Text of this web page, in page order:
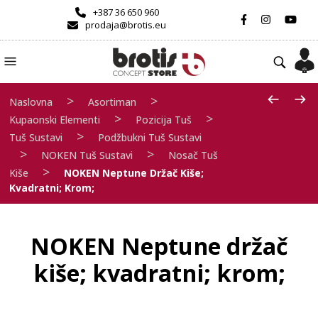
+387 36 650 960
prodaja@brotis.eu
Naslovna > Asortiman >
Kupaonski Elementi > Pozicija Tuš >
Tuš Sustavi > Podžbukni Tuš Sustavi
> NOKEN Tuš Sustavi >
Nosač Tuš
Kiše
>
NOKEN Neptune Držač Kiše;
Kvadratni; Krom;
NOKEN Neptune držač
kiše; kvadratni; krom;